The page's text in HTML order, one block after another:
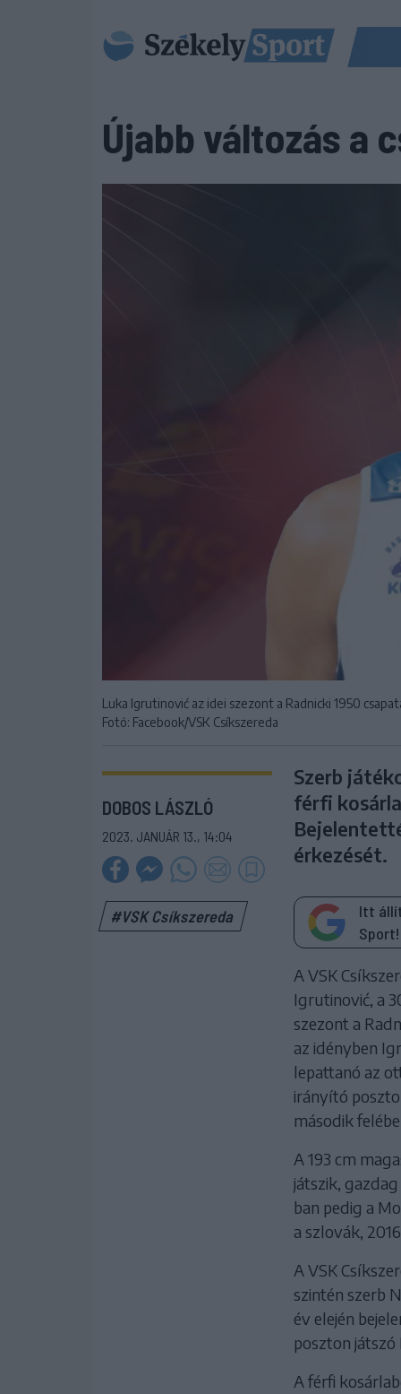
Újabb változás a
Luka Igrutinović az idei szezont a Radnicki 1950
Fotó: Facebook/VSK Csíkszereda
DOBOS LÁSZLÓ
2023. JANUÁR 13., 14:04
#VSK Csíkszereda
Szerb
férfi
érkezését.
Itt
Sport!
A VSK
Igrutinović, a
szezont a
az idényben
lepattanó az
irányító
második
A 193 cm
játszik,
ban pedig a
a szlovák,
A VSK
szintén szerb
év elején
poszton
A férfi